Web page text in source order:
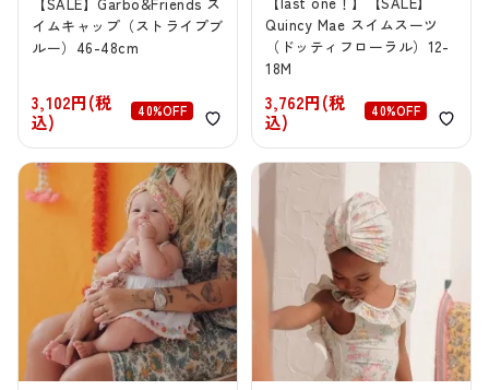
イムキャップ（ストライプブ
ルー）46-48cm
3,102円(税
込)
40%OFF
Quincy Mae スイムスーツ
（ドッティフローラル）12-
18M
3,762円(税
込)
40%OFF